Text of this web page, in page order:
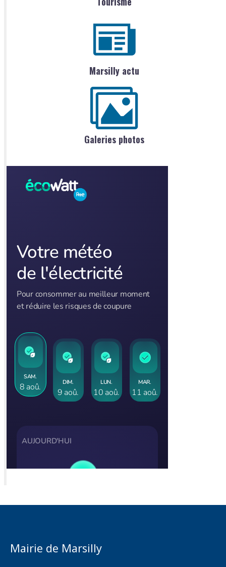
Marsilly actu
Galeries photos
Mairie de Marsilly